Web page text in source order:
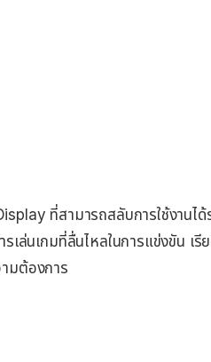
ที่สามารถสลับการใช้งานไ
เล่นเกมที่ลื่นไหลในการแข่งขัน เ
ามต้องการ